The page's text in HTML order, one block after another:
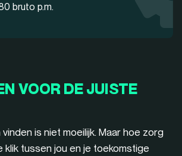
bruto p.m.
VOOR DE JUISTE
is niet moeilijk. Maar hoe zorg
klik tussen jou en je toekomstige